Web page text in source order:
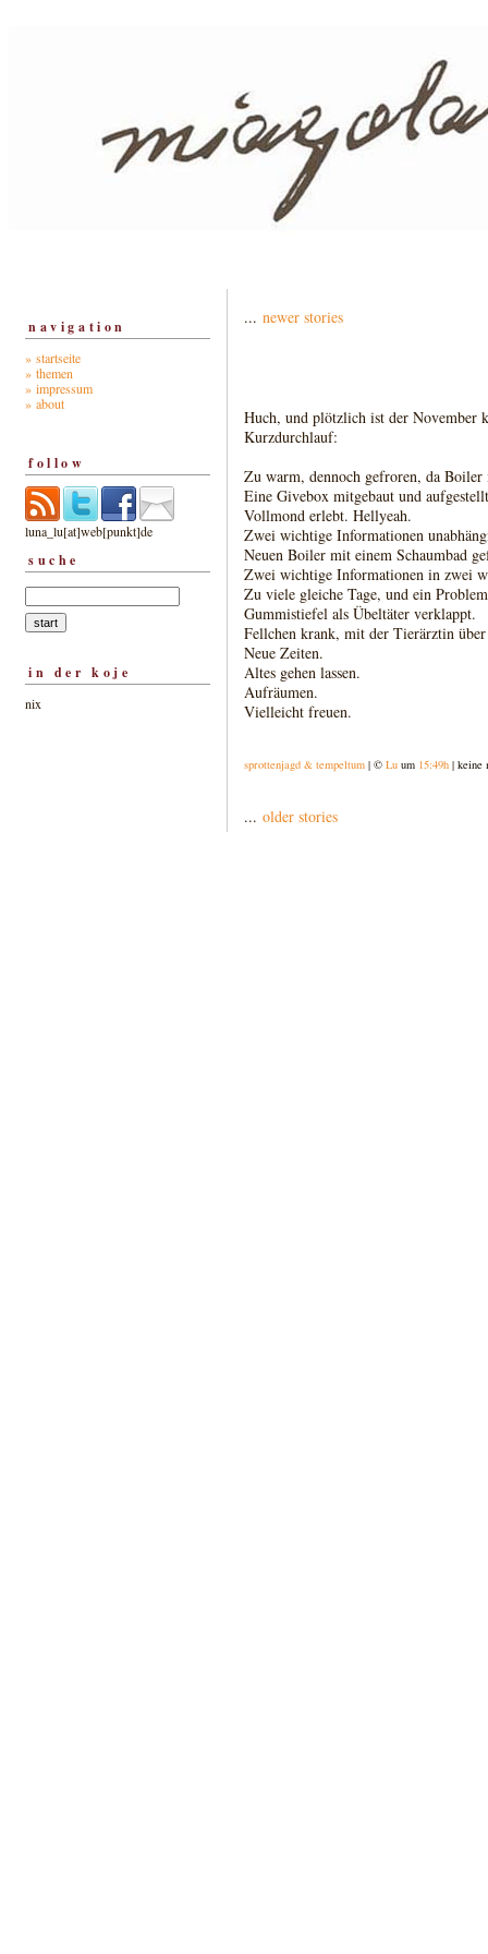
navigation
» startseite
» themen
» impressum
» about
follow
luna_lu[at]web[punkt]de
suche
in der koje
nix
... newer stories
Huch, und plötzlich ist der November
Kurzdurchlauf:
Zu warm, dennoch gefroren, da
Eine Givebox mitgebaut und
Vollmond erlebt. Hellyeah.
Zwei wichtige Informationen
Neuen Boiler mit einem Schaumbad
Zwei wichtige Informationen in zwei
Zu viele gleiche Tage, und ein
Gummistiefel als Übeltäter verklappt.
Fellchen krank, mit der Tierärztin
Neue Zeiten.
Altes gehen lassen.
Aufräumen.
Vielleicht freuen.
sprottenjagd & tempeltum | © Lu um 15:49h | keine
... older stories